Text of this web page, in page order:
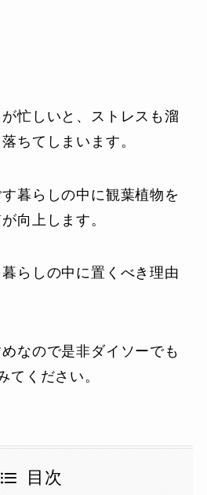
忙しいと、ストレスも溜
ちてしまいます。
暮らしの中に観葉植物を
向上します。
らしの中に置くべき理由
なので是非ダイソーでも
てください。
目次